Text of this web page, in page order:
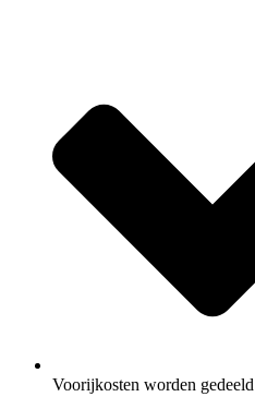
Voorijkosten worden gedeeld